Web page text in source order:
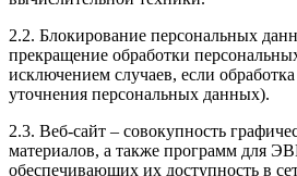
2.2. Блокирование персональных
прекращение обработки
исключением случаев, если
уточнения персональных данных).
2.3. Веб-сайт – совокупность
материалов, а также программ для
обеспечивающих их доступность в